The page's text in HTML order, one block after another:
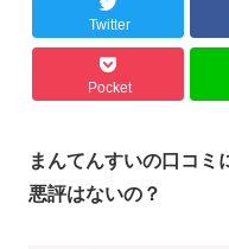
Twitter
Pocket
まんてんすいの口コ
悪評はないの？